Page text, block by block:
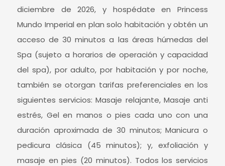
diciembre de 2026, y hospédate en Princess
Mundo Imperial en plan solo habitación y obtén un
acceso de 30 minutos a las áreas húmedas del
Spa (sujeto a horarios de operación y capacidad
del spa), por adulto, por habitación y por noche,
también se otorgan tarifas preferenciales en los
siguientes servicios: Masaje relajante, Masaje anti
estrés, Gel en manos o pies cada uno con una
duración aproximada de 30 minutos; Manicura o
pedicura clásica (45 minutos); y, exfoliación y
masaje en pies (20 minutos). Todos los servicios